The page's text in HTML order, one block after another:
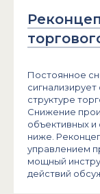
Постоянное
структуре
Снижение
объективных
ниже.
управлением
мощный
действий